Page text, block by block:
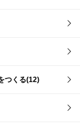
つくる(12)